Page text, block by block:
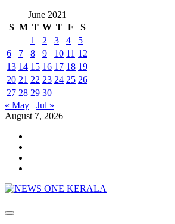
June 2021
S M T W T F
S
1
2 3 4
5
6
7 8 9 10 11 12
13 14 15 16 17 18 19
20 21 22 23 24 25 26
27 28 29 30
« May
Jul »
August 7, 2026
Primary